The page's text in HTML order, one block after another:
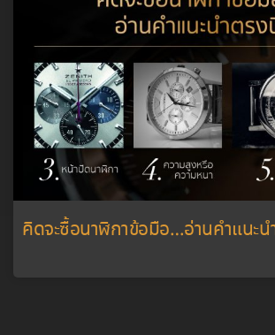
คิดจะซื้อนาฬิกาข้อมือ…อ่านคำแนะน